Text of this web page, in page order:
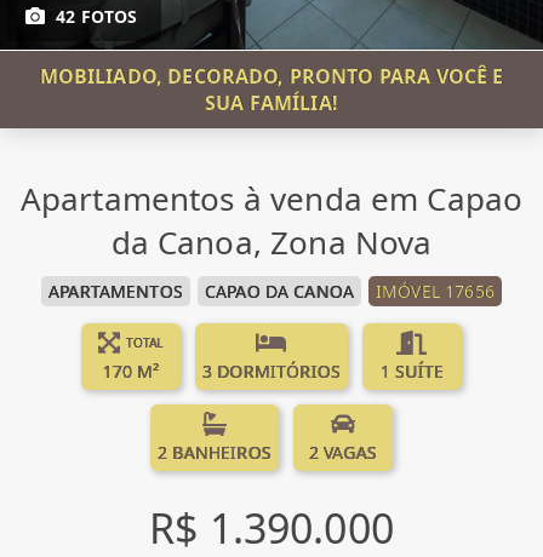
42 FOTOS
MOBILIADO, DECORADO, PRONTO PARA VOCÊ E
SUA FAMÍLIA!
Apartamentos à venda em Capao
da Canoa, Zona Nova
APARTAMENTOS CAPAO DA CANOA IMÓVEL 17656
TOTAL
170 M² 3 DORMITÓRIOS 1 SUÍTE
2 BANHEIROS 2 VAGAS
R$ 1.390.000